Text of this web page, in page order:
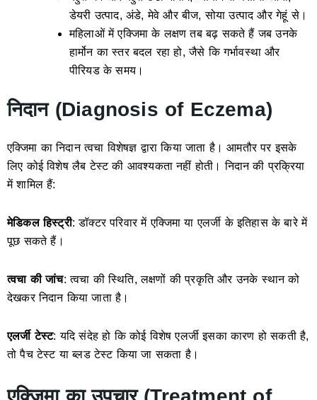
डेयरी उत्पाद, अंडे, मेवे और बीज, सोया उत्पाद और गेहूं से।
महिलाओं में एक्जिमा के लक्षण तब बढ़ सकते हैं जब उनके
हार्मोन का स्तर बदल रहा हो, जैसे कि गर्भावस्था और
पीरियड के समय।
निदान (Diagnosis of Eczema)
एक्जिमा का निदान त्वचा विशेषज्ञ द्वारा किया जाता है। आमतौर पर इसके
लिए कोई विशेष लैब टेस्ट की आवश्यकता नहीं होती। निदान की प्रक्रिया
में शामिल हैं:
मेडिकल हिस्ट्री: डॉक्टर परिवार में एक्जिमा या एलर्जी के इतिहास के बारे में
पूछ सकते हैं।
त्वचा की जांच: त्वचा की स्थिति, लक्षणों की प्रकृति और उनके स्थान को
देखकर निदान किया जाता है।
एलर्जी टेस्ट: यदि संदेह हो कि कोई विशेष एलर्जी इसका कारण हो सकती है,
तो पैच टेस्ट या ब्लड टेस्ट किया जा सकता है।